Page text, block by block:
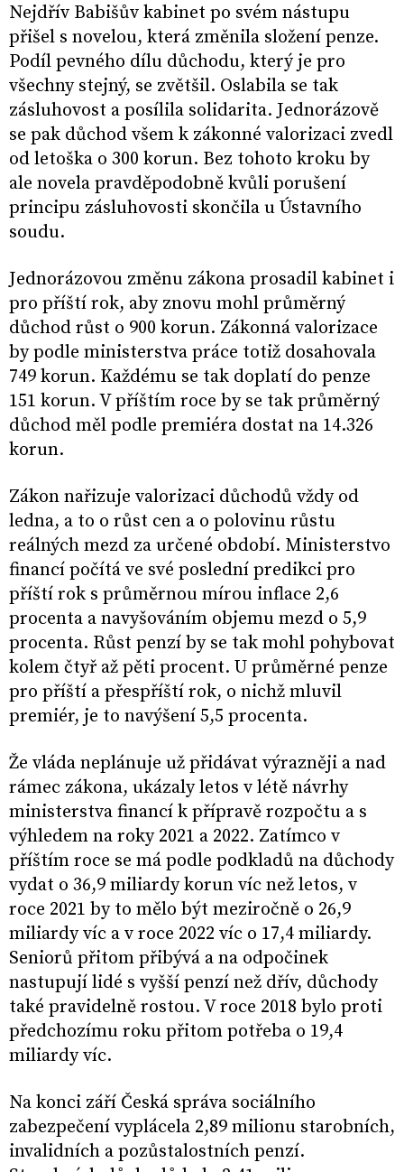
Nejdřív Babišův kabinet po svém nástupu
přišel s novelou, která změnila složení penze.
Podíl pevného dílu důchodu, který je pro
všechny stejný, se zvětšil. Oslabila se tak
zásluhovost a posílila solidarita. Jednorázově
se pak důchod všem k zákonné valorizaci zvedl
od letoška o 300 korun. Bez tohoto kroku by
ale novela pravděpodobně kvůli porušení
principu zásluhovosti skončila u Ústavního
soudu.
Jednorázovou změnu zákona prosadil kabinet i
pro příští rok, aby znovu mohl průměrný
důchod růst o 900 korun. Zákonná valorizace
by podle ministerstva práce totiž dosahovala
749 korun. Každému se tak doplatí do penze
151 korun. V příštím roce by se tak průměrný
důchod měl podle premiéra dostat na 14.326
korun.
Zákon nařizuje valorizaci důchodů vždy od
ledna, a to o růst cen a o polovinu růstu
reálných mezd za určené období. Ministerstvo
financí počítá ve své poslední predikci pro
příští rok s průměrnou mírou inflace 2,6
procenta a navyšováním objemu mezd o 5,9
procenta. Růst penzí by se tak mohl pohybovat
kolem čtyř až pěti procent. U průměrné penze
pro příští a přespříští rok, o nichž mluvil
premiér, je to navýšení 5,5 procenta.
Že vláda neplánuje už přidávat výrazněji a nad
rámec zákona, ukázaly letos v létě návrhy
ministerstva financí k přípravě rozpočtu a s
výhledem na roky 2021 a 2022. Zatímco v
příštím roce se má podle podkladů na důchody
vydat o 36,9 miliardy korun víc než letos, v
roce 2021 by to mělo být meziročně o 26,9
miliardy víc a v roce 2022 víc o 17,4 miliardy.
Seniorů přitom přibývá a na odpočinek
nastupují lidé s vyšší penzí než dřív, důchody
také pravidelně rostou. V roce 2018 bylo proti
předchozímu roku přitom potřeba o 19,4
miliardy víc.
Na konci září Česká správa sociálního
zabezpečení vyplácela 2,89 milionu starobních,
invalidních a pozůstalostních penzí.